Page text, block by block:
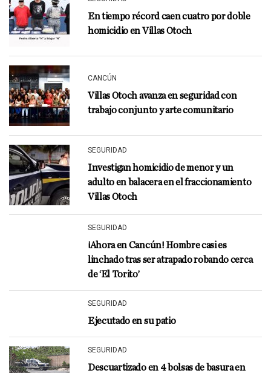
En tiempo récord caen cuatro por doble
homicidio en Villas Otoch
CANCÚN
Villas Otoch avanza en seguridad con
trabajo conjunto y arte comunitario
SEGURIDAD
Investigan homicidio de menor y un
adulto en balacera en el fraccionamiento
Villas Otoch
SEGURIDAD
¡Ahora en Cancún! Hombre casi es
linchado tras ser atrapado robando cerca
de ‘El Torito’
SEGURIDAD
Ejecutado en su patio
SEGURIDAD
Descuartizado en 4 bolsas de basura en